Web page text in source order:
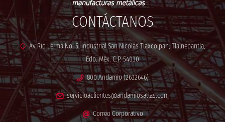
CONTÁCTANOS
Av Río Lerma No. 5, Industrial San Nicolás Tlaxcolpan, Tlalnepantla,
Edo. Méx. C.P. 54030
800 Andamio (2632646)
servicioaclientes@andamiosatlas.com
Correo Corporativo